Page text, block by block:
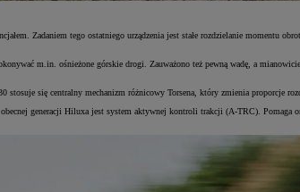
Zadaniem tego ostatniego urządzenia jest stałe rozdzielanie
m.in. ośnieżone górskie drogi. Zauważono też pewną wadę, a
się centralny mechanizm różnicowy Torsena, który zmienia proporcje
generacji Hiluxa jest system aktywnej kontroli trakcji (A-TRC).